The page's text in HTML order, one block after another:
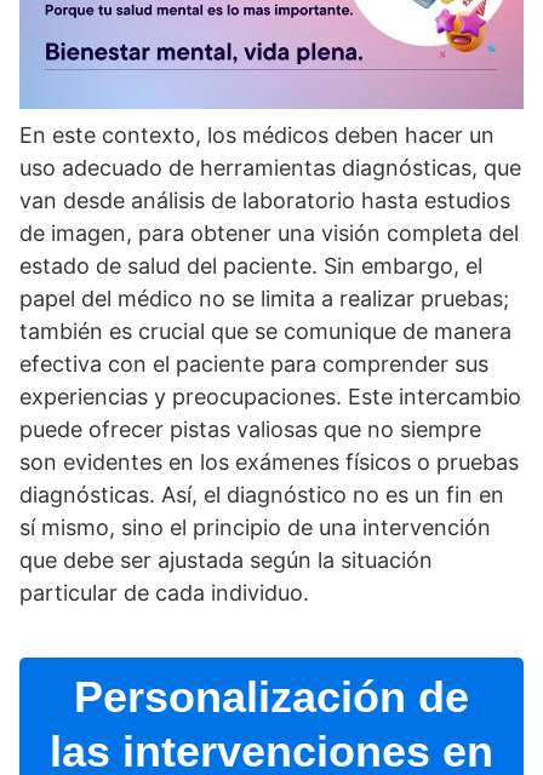
En este contexto, los médicos deben hacer un
uso adecuado de herramientas diagnósticas, que
van desde análisis de laboratorio hasta estudios
de imagen, para obtener una visión completa del
estado de salud del paciente. Sin embargo, el
papel del médico no se limita a realizar pruebas;
también es crucial que se comunique de manera
efectiva con el paciente para comprender sus
experiencias y preocupaciones. Este intercambio
puede ofrecer pistas valiosas que no siempre
son evidentes en los exámenes fí­sicos o pruebas
diagnósticas. Así­, el diagnóstico no es un fin en
sí­ mismo, sino el principio de una intervención
que debe ser ajustada según la situación
particular de cada individuo.
Personalización de
las intervenciones en